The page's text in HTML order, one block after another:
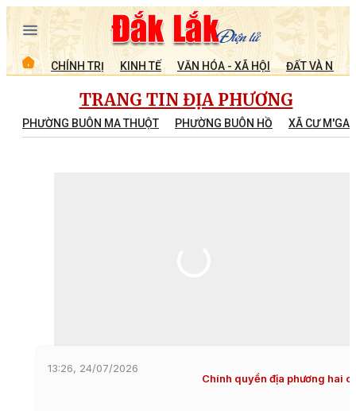
CHÍNH TRỊ KINH TẾ VĂN HÓA - XÃ HỘI ĐẤT VÀ
TRANG TIN ĐỊA PHƯƠNG
PHƯỜNG BUÔN MA THUỘT PHƯỜNG BUÔN HỒ XÃ CƯ M'GAR
13:26, 24/07/2026
Chính quyền địa phương hai